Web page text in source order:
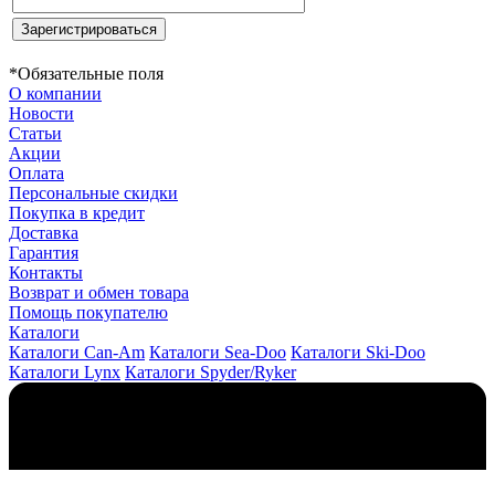
*Обязательные поля
О компании
Новости
Статьи
Акции
Оплата
Персональные скидки
Покупка в кредит
Доставка
Гарантия
Контакты
Возврат и обмен товара
Помощь покупателю
Каталоги
Каталоги Can-Am Каталоги Sea-Doo Каталоги Ski-Doo
Каталоги Lynx Каталоги Spyder/Ryker